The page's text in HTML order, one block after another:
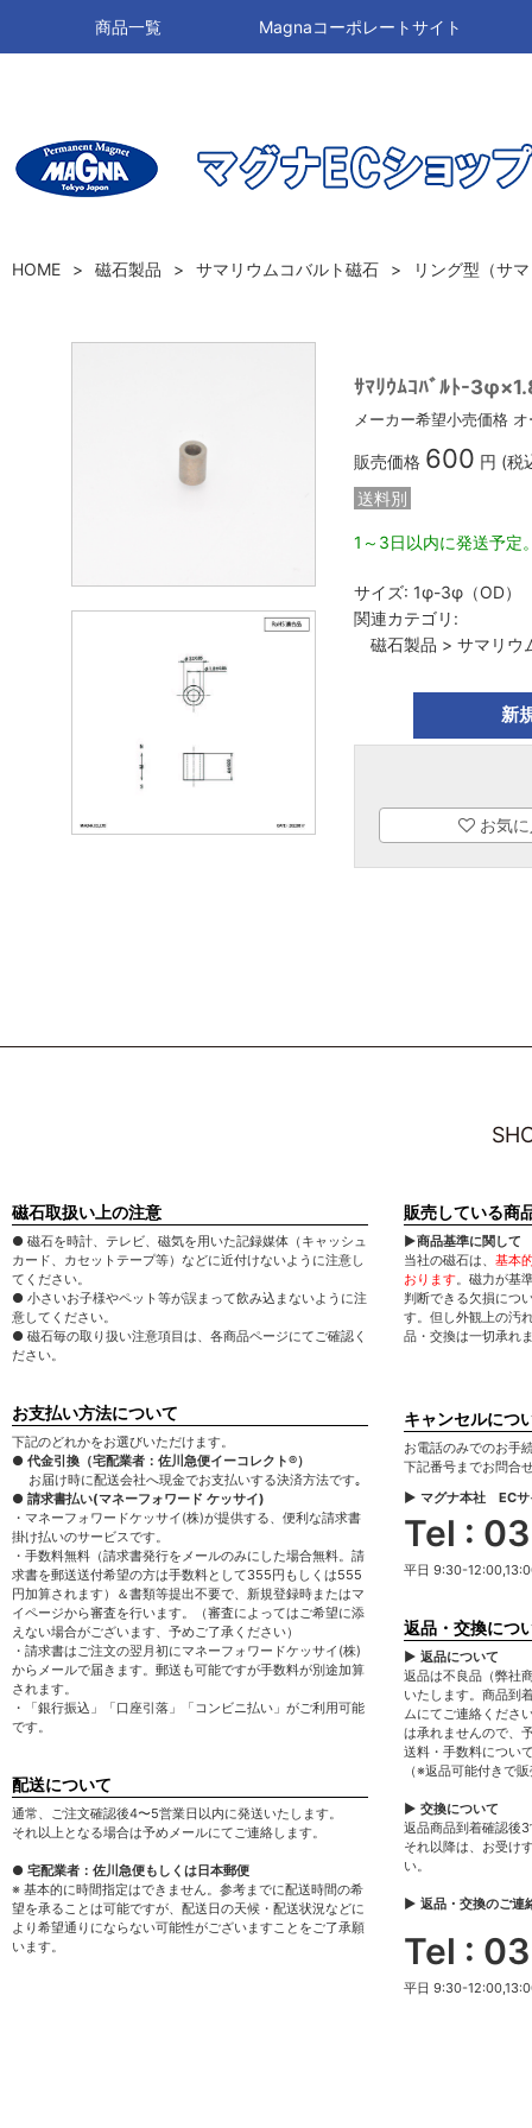
商品一覧 Magnaコーポレートサイト
HOME 磁石製品 サマリウムコバルト磁石 リング型（サ
ｻﾏﾘｳﾑｺﾊﾞﾙﾄ-
メーカー希望小売価格
販売価格 600 円 (税
送料別
1～3日以内に発送予定
サイズ: 1φ-3φ（OD）
関連カテゴリ:
磁石製品 > サマリウ
新
お気
磁石取扱い上の注意
● 磁石を時計、テレビ、磁気を用いた記録媒体（キャッシュ
カード、カセットテープ等）などに近付けないように注意し
てください。
● 小さいお子様やペット等が誤まって飲み込まないように注
意してください。
● 磁石毎の取り扱い注意項目は、各商品ページにてご確認く
ださい。
お支払い方法について
下記のどれかをお選びいただけます。
● 代金引換（宅配業者：佐川急便イーコレクト®）
お届け時に配送会社へ現金でお支払いする決済方法です｡
● 請求書払い(マネーフォワード ケッサイ)
・マネーフォワードケッサイ(株)が提供する、便利な請求書
掛け払いのサービスです。
・手数料無料（請求書発行をメールのみにした場合無料。請
求書を郵送送付希望の方は手数料として355円もしくは555
円加算されます）＆書類等提出不要で、新規登録時またはマ
イページから審査を行います。（審査によってはご希望に添
えない場合がございます、予めご了承ください）
・請求書はご注文の翌月初にマネーフォワードケッサイ(株)
からメールで届きます。郵送も可能ですが手数料が別途加算
されます。
・「銀行振込」「口座引落」「コンビニ払い」がご利用可能
です。
配送について
通常、ご注文確認後4〜5営業日以内に発送いたします。
それ以上となる場合は予めメールにてご連絡します。
● 宅配業者：佐川急便もしくは日本郵便
※ 基本的に時間指定はできません。参考までに配送時間の希
望を承ることは可能ですが、配送日の天候・配送状況などに
より希望通りにならない可能性がございますことをご了承願
います。
販売している商
▶商品基準に関して
当社の磁石は、 基本
おります。磁力が基
判断できる欠損につ
す。但し外観上の汚
品・交換は一切承れ
キャンセルにつ
お電話のみでのお手
下記番号までお問合
▶ マグナ本社 ECサ
Tel :
平日 9:30-
返品・交換につ
▶ 返品について
返品は不良品（弊社
いたします。商品到
ムにてご連絡くださ
は承れませんので、
送料・手数料につい
（※返品可能付きで
▶ 交換について
返品商品到着確認後
それ以降は、お受け
い。
▶ 返品・交換のご連
Tel :
平日 9:30-